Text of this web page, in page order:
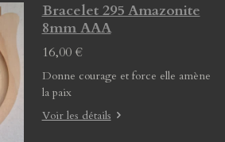
Bracelet 295 Amazonite
8mm AAA
16,00 €
Donne courage et force elle amène
la paix
Voir les détails